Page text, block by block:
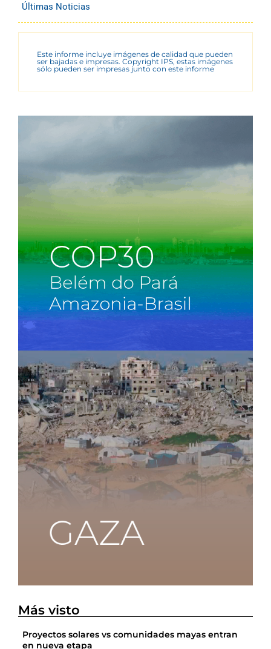
Últimas Noticias
Este informe incluye imágenes de calidad que pueden
ser bajadas e impresas. Copyright IPS, estas imágenes
sólo pueden ser impresas junto con este informe
Más visto
Proyectos solares vs comunidades mayas entran
en nueva etapa